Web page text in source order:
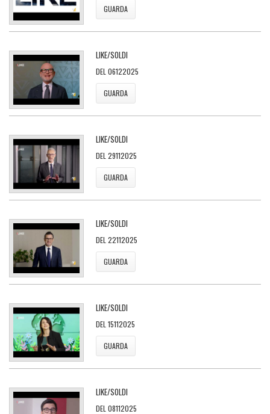
GUARDA
LIKE/SOLDI
DEL 06122025
GUARDA
LIKE/SOLDI
DEL 29112025
GUARDA
LIKE/SOLDI
DEL 22112025
GUARDA
LIKE/SOLDI
DEL 15112025
GUARDA
LIKE/SOLDI
DEL 08112025